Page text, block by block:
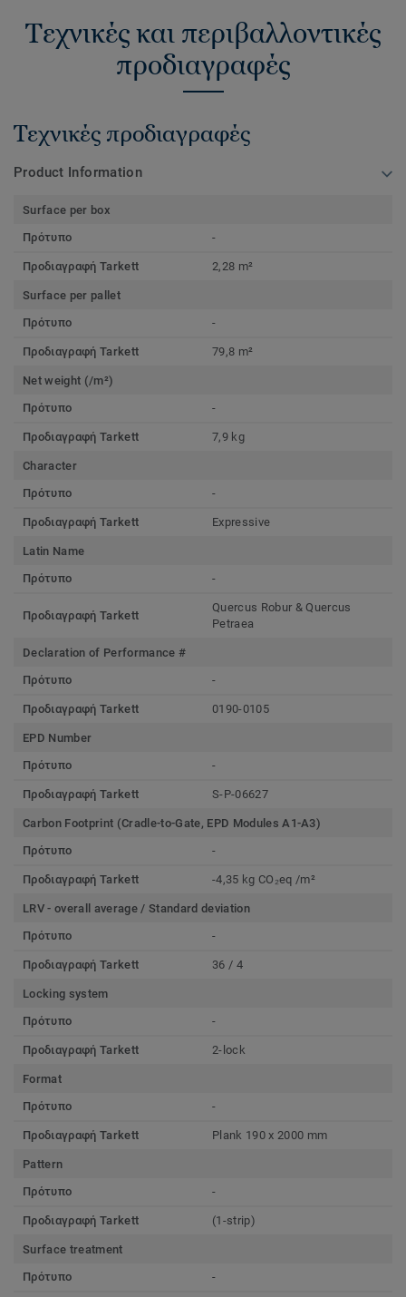
Τεχνικές και περιβαλλοντικές
προδιαγραφές
Τεχνικές προδιαγραφές
Product Information
Surface per box
Πρότυπο
-
Προδιαγραφή Tarkett 2,28 m²
Surface per pallet
Πρότυπο
-
Προδιαγραφή Tarkett 79,8 m²
Net weight (/m²)
Πρότυπο
-
Προδιαγραφή Tarkett 7,9 kg
Character
Πρότυπο
-
Προδιαγραφή Tarkett Expressive
Latin Name
Πρότυπο
-
Προδιαγραφή Tarkett
Quercus Robur & Quercus
Petraea
Declaration of Performance #
Πρότυπο
-
Προδιαγραφή Tarkett 0190-0105
EPD Number
Πρότυπο
-
Προδιαγραφή Tarkett S-P-06627
Carbon Footprint (Cradle-to-Gate, EPD Modules A1-A3)
Πρότυπο
-
Προδιαγραφή Tarkett -4,35 kg CO₂eq /m²
LRV - overall average / Standard deviation
Πρότυπο
-
Προδιαγραφή Tarkett 36 / 4
Locking system
Πρότυπο
-
Προδιαγραφή Tarkett 2-lock
Format
Πρότυπο
-
Προδιαγραφή Tarkett Plank 190 x 2000 mm
Pattern
Πρότυπο
-
Προδιαγραφή Tarkett (1-strip)
Surface treatment
Πρότυπο
-